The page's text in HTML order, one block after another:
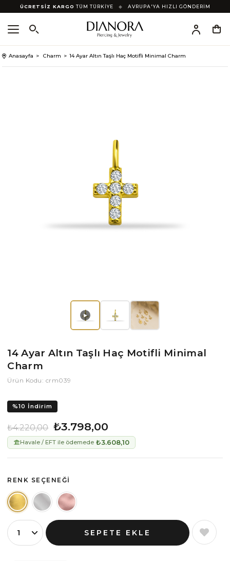
ÜCRETSİZ KARGO TÜM TÜRKİYE ◆ AVRUPA'YA HIZLI GÖNDERİM
Anasayfa Charm 14 Ayar Altın Taşlı Haç Motifli Minimal Charm
▶
14 Ayar Altın Taşlı Haç Motifli Minimal
Charm
Ürün Kodu: crm039
%10 İndirim
₺4.220,00 ₺3.798,00
Havale / EFT ile ödemede ₺3.608,10
RENK SEÇENEĞI